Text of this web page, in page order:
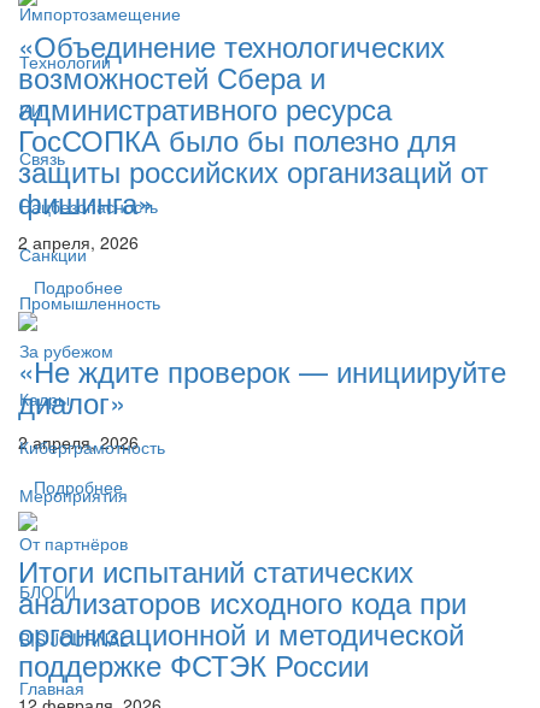
Импортозамещение
Технологии
ИИ
Связь
Нацбезопасность
Санкции
Промышленность
За рубежом
Кадры
Киберграмотность
Мероприятия
От партнёров
БЛОГИ
BIS JOURNAL
Главная
«Объединение технологических
возможностей Сбера и
административного ресурса
ГосСОПКА было бы полезно для
защиты российских организаций от
фишинга»
2 апреля, 2026
Подробнее
«Не ждите проверок — инициируйте
диалог»
2 апреля, 2026
Подробнее
Итоги испытаний статических
анализаторов исходного кода при
организационной и методической
поддержке ФСТЭК России